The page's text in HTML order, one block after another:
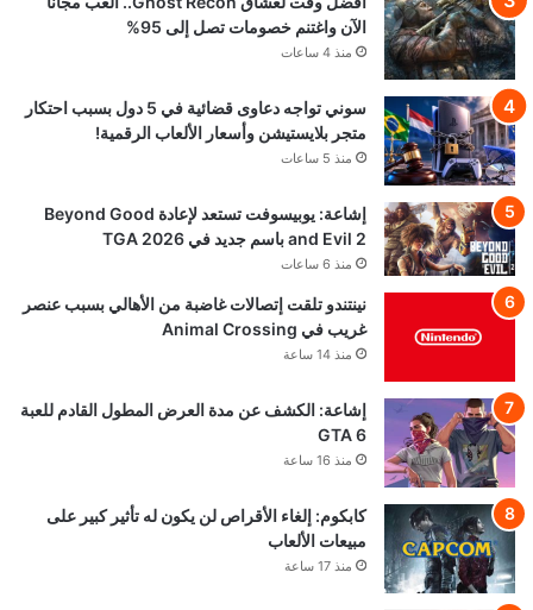
الآن واغتنم خصومات تصل إلى 95%
منذ 4 ساعات
سوني تواجه دعاوى قضائية في 5 دول بسبب احتكار
متجر بلايستيشن وأسعار الألعاب الرقمية!
منذ 5 ساعات
إشاعة: يوبيسوفت تستعد لإعادة Beyond Good
and Evil 2 باسم جديد في TGA 2026
منذ 6 ساعات
نينتندو تلقت إتصالات غاضبة من الأهالي بسبب عنصر
غريب في Animal Crossing
منذ 14 ساعة
إشاعة: الكشف عن مدة العرض المطول القادم للعبة
GTA 6
منذ 16 ساعة
كابكوم: إلغاء الأقراص لن يكون له تأثير كبير على
مبيعات الألعاب
منذ 17 ساعة